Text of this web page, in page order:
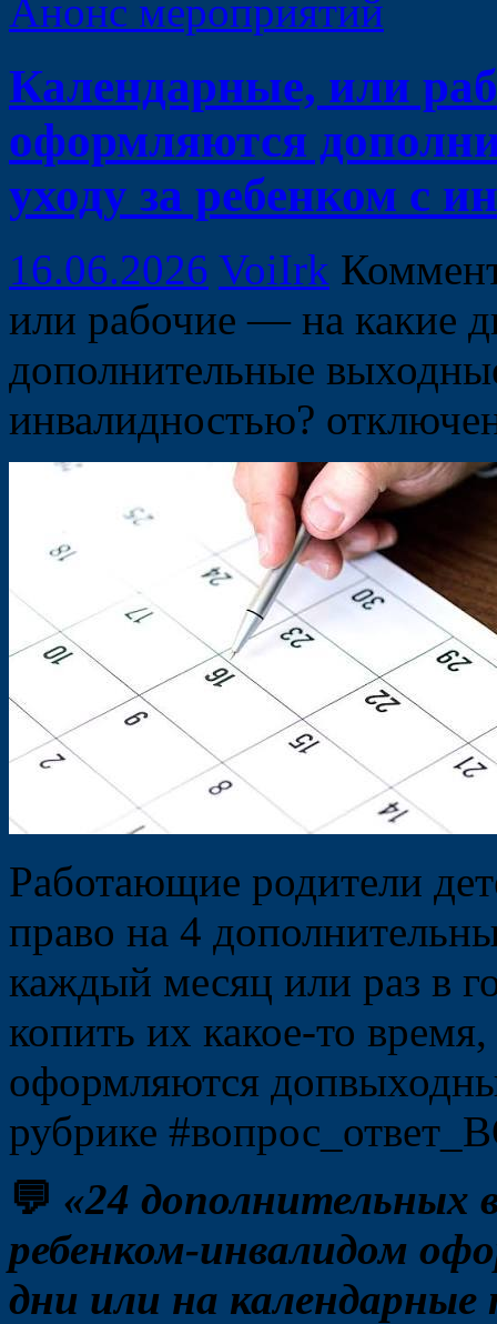
Анонс мероприятий
Календарные, или
оформляются
уходу за ребенком с
16.06.2026 VoiIrk
или рабочие — на какие
дополнительные
инвалидностью?
Работающие родители
право на 4
каждый месяц или раз в
копить их какое-то
оформляются
рубрике
💬 «24 дополнительных
ребенком-инвалидом
дни или на